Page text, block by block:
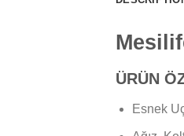
ÜRÜN
Esnek